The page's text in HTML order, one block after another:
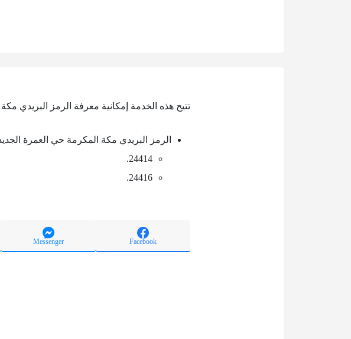
تتيح هذه الخدمة إمكانية معرفة الرمز البريدي
الرمز البريدي مكة المكرمة حي العمرة
24414.
24416.
Facebook
Messenger